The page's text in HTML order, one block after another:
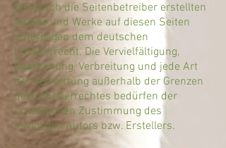
Die durch die Seitenbetreiber erstellten
Inhalte und Werke auf diesen Seiten
unterliegen dem deutschen
Urheberrecht. Die Vervielfältigung,
Bearbeitung, Verbreitung und jede Art
der Verwertung außerhalb der Grenzen
des Urheberrechtes bedürfen der
schriftlichen Zustimmung des
jeweiligen Autors bzw. Erstellers.